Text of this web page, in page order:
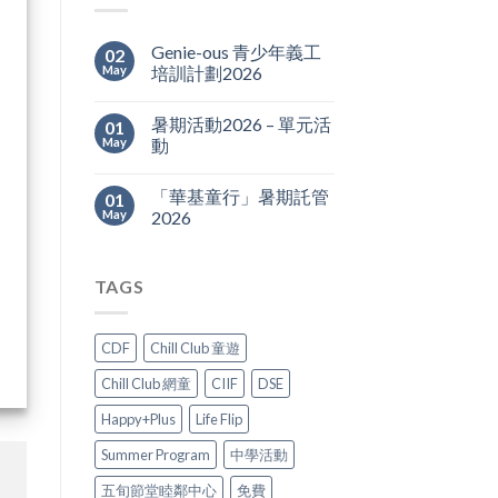
02
May
Genie-ous 青少年義工
培訓計劃2026
01
May
暑期活動2026 – 單元活
動
01
May
「華基童行」暑期託管
2026
TAGS
CDF
Chill Club 童遊
Chill Club 網童
CIIF
DSE
Happy+Plus
Life Flip
Summer Program
中學活動
五旬節堂睦鄰中心
免費